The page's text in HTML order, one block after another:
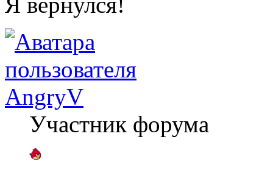
AngryV
Участник форума